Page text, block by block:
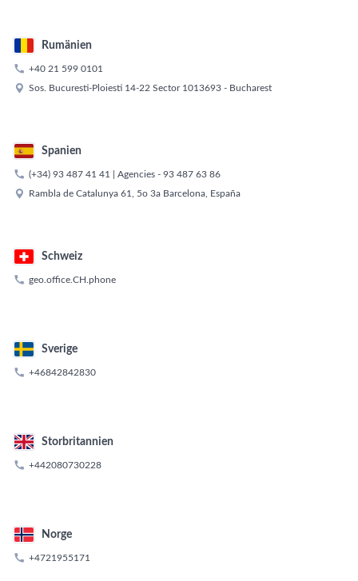
Rumänien
 +40 21 599 0101
 Sos. Bucuresti-Ploiesti 14-22 Sector 1013693 - Bucharest
Spanien
 (+34) 93 487 41 41 | Agencies - 93 487 63 86
 Rambla de Catalunya 61, 5o 3a Barcelona, España
Schweiz
 geo.office.CH.phone
Sverige
 +46842842830
Storbritannien
 +442080730228
Norge
 +4721955171